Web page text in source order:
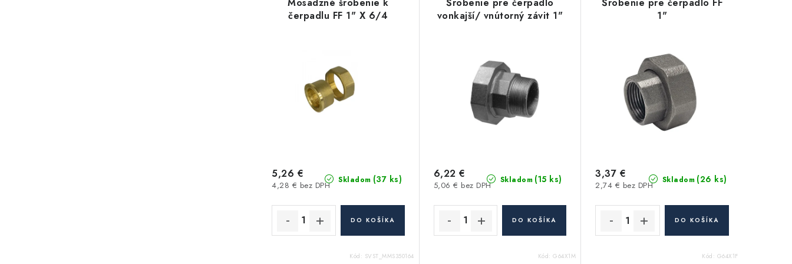
čerpadlu FF 1" X 6/4
Skladom (37 ks)
4,28 € bez DPH
5,26 €
DO KOŠÍKA
Kód: SVST_MMS350164
vonkajší/ vnútorný závit 1"
Skladom (15 ks)
5,06 € bez DPH
6,22 €
DO KOŠÍKA
Kód:G64X1M
1"
Skladom (26 ks)
2,74 € bez DPH
3,37 €
DO KOŠÍKA
Kód: G64X1F